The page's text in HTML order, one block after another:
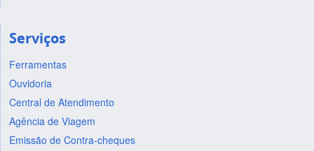
Serviços
Ferramentas
Ouvidoria
Central de Atendimento
Agência de Viagem
Emissão de Contra-cheques